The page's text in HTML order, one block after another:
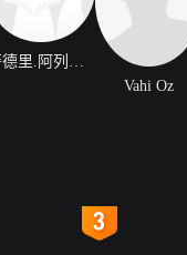
萨德里.阿列斯科
Vahi Oz